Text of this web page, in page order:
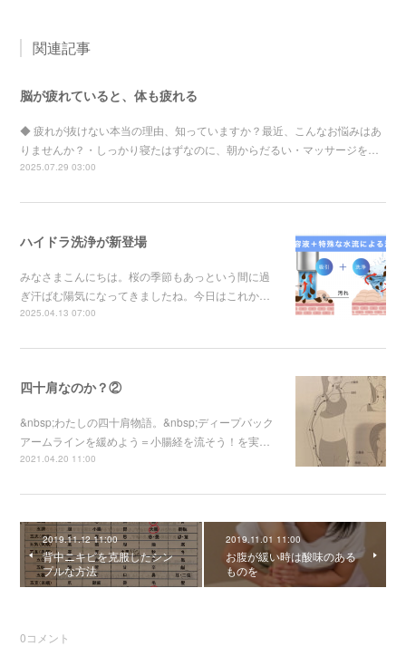
関連記事
脳が疲れていると、体も疲れる
◆ 疲れが抜けない本当の理由、知っていますか？最近、こんなお悩みはあ
りませんか？・しっかり寝たはずなのに、朝からだるい・マッサージを…
2025.07.29 03:00
ハイドラ洗浄が新登場
みなさまこんにちは。桜の季節もあっという間に過
ぎ汗ばむ陽気になってきましたね。今日はこれか…
2025.04.13 07:00
四十肩なのか？②
&nbsp;わたしの四十肩物語。&nbsp;ディープバック
アームラインを緩めよう＝小腸経を流そう！を実…
2021.04.20 11:00
2019.11.12 11:00
背中ニキビを克服したシン
プルな方法
2019.11.01 11:00
お腹が緩い時は酸味のある
ものを
0コメント